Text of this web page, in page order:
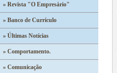
» Revista "O Empresário"
» Banco de Currículo
» Últimas Notícias
» Comportamento.
» Comunicação